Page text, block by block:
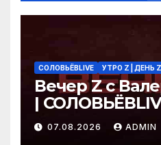
СОЛОВЬЁВLIVE УТРО Z | ДЕНЬ Z
Вечер Z с
|
2026 года
07.08.2026 ADMIN